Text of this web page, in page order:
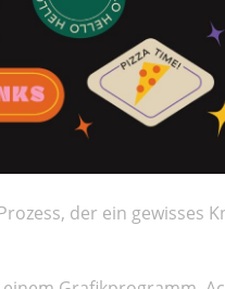
der ein gewisses